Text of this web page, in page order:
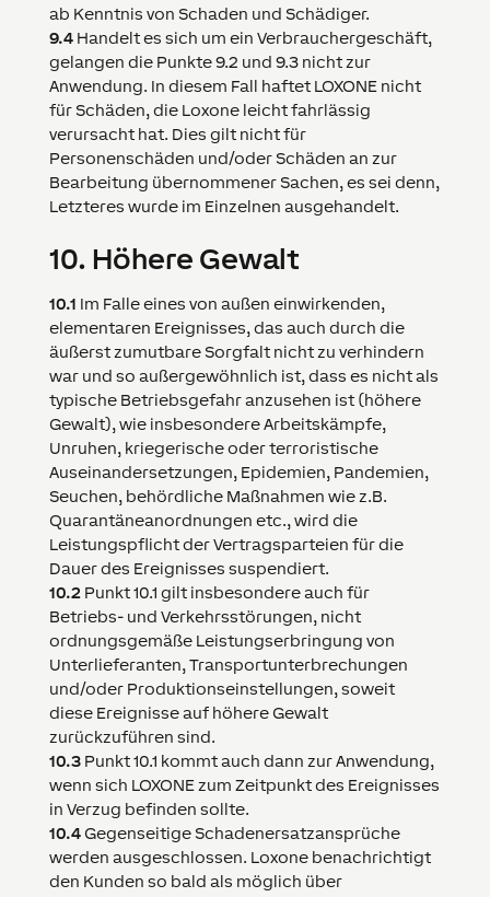
ab Kenntnis von Schaden und Schädiger.
9.4Handelt es sich um ein Verbrauchergeschäft,
gelangen die Punkte 9.2 und 9.3 nicht zur
Anwendung. In diesem Fall haftet LOXONE nicht
für Schäden, die Loxoneleicht fahrlässig
verursacht hat. Dies gilt nicht für
Personenschäden und/oder Schäden an zur
Bearbeitung übernommener Sachen, es sei denn,
Letzteres wurde im Einzelnen ausgehandelt.
10. Höhere Gewalt
10.1 Im Falle eines von außen einwirkenden,
elementaren Ereignisses, das auch durch die
äußerst zumutbare Sorgfalt nicht zu verhindern
war und so außergewöhnlich ist, dass es nicht als
typische Betriebsgefahr anzusehen ist (höhere
Gewalt), wie insbesondere Arbeitskämpfe,
Unruhen, kriegerische oder terroristische
Auseinandersetzungen, Epidemien, Pandemien,
Seuchen, behördliche Maßnahmen wie z.B.
Quarantäneanordnungen etc., wird die
Leistungspflicht der Vertragsparteien für die
Dauer des Ereignisses suspendiert.
10.2Punkt 10.1 gilt insbesondere auch für
Betriebs- und Verkehrsstörungen, nicht
ordnungsgemäße Leistungserbringung von
Unterlieferanten, Transportunterbrechungen
und/oder Produktionseinstellungen, soweit
diese Ereignisse auf höhere Gewalt
zurückzuführen sind.
10.3Punkt 10.1 kommt auch dann zur Anwendung,
wenn sich LOXONE zum Zeitpunkt des Ereignisses
in Verzug befinden sollte.
10.4 Gegenseitige Schadenersatzansprüche
werden ausgeschlossen. Loxonebenachrichtigt
den Kunden so bald als möglich über